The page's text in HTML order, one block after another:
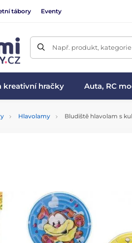
tábory Eventy
Např. produkt, kategorie
kreativní hračky Auta, RC
Hlavolamy Bludiště hlavolam s